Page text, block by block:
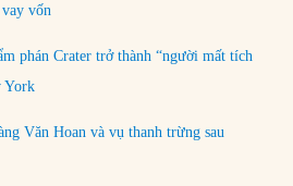
vốn
phán Crater trở thành “người mất tích
York
Văn Hoan và vụ thanh trừng sau